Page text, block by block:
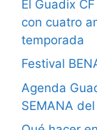
El Guadix
con cuatro
temporada
Festival
Agenda
SEMANA